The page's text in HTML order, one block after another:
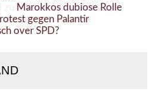
Marokkos dubiose Rolle
gegen Palantir
over SPD?